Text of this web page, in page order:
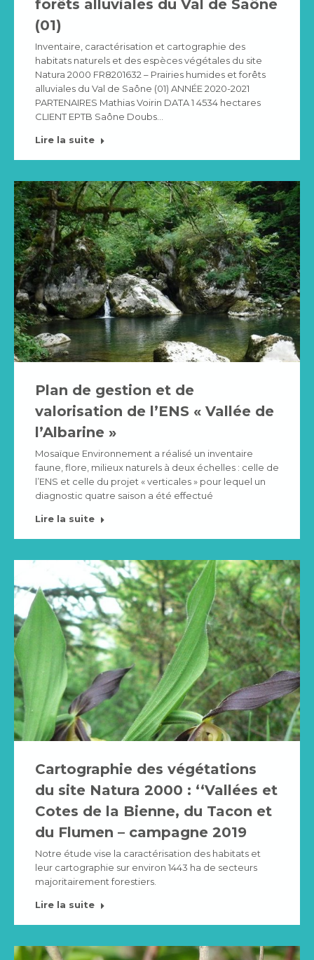
forêts alluviales du Val de Saône
(01)
Inventaire, caractérisation et cartographie des
habitats naturels et des espèces végétales du site
Natura 2000 FR8201632 – Prairies humides et forêts
alluviales du Val de Saône (01) ANNÉE 2020-2021
PARTENAIRES Mathias Voirin DATA 1 4534 hectares
CLIENT EPTB Saône Doubs…
Lire la suite
Plan de gestion et de
valorisation de l’ENS « Vallée de
l’Albarine »
Mosaïque Environnement a réalisé un inventaire
faune, flore, milieux naturels à deux échelles : celle de
l’ENS et celle du projet « verticales » pour lequel un
diagnostic quatre saison a été effectué
Lire la suite
Cartographie des végétations
du site Natura 2000 : ‘‘Vallées et
Cotes de la Bienne, du Tacon et
du Flumen – campagne 2019
Notre étude vise la caractérisation des habitats et
leur cartographie sur environ 1443 ha de secteurs
majoritairement forestiers.
Lire la suite